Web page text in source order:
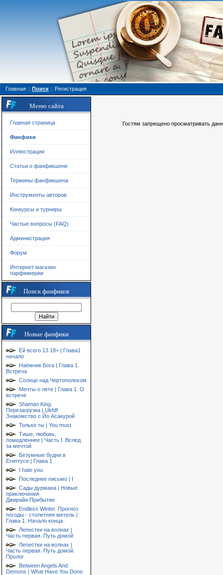
Главная :: Поиск :: Регистрация
Меню сайта
Главная страница
Фанфики
Иллюстрации
Статьи о фанфикшене
Термины фанфикшена
Инструменты авторов
Конкурсы и турниры
Частые вопросы (FAQ)
Администрация
Форум
Интернет магазин
парфюмерии
Поиск фанфиков
Новые фанфики
Ей всего 13 18+ | Глава1
начало
Наёмник Бога | Глава 1.
Встреча
Солнце над Чертополохом
Мечты о лете | Глава 1. О
встрече
Shaman King.
Перезагрузка | Ukfdf
Знакомство с Йо Асакурой
Только ты | You must
Тише, любовь,
помедленнее | Часть I. Вслед
за мечтой
Безумные будни в
Египтусе | Глава 1
I hate you
Последнее письмо | I
Сады дурмана | Новые
приключения
Джирайи:Прибытие
Endless Winter. Прогноз
погоды - столетняя метель |
Глава 1. Начало конца
Лепестки на волнах |
Часть первая. Путь домой
Лепестки на волнах |
Часть первая. Путь домой.
Пролог
Between Angels And
Demons | What Have You Done
Гостям запрещено просматривать